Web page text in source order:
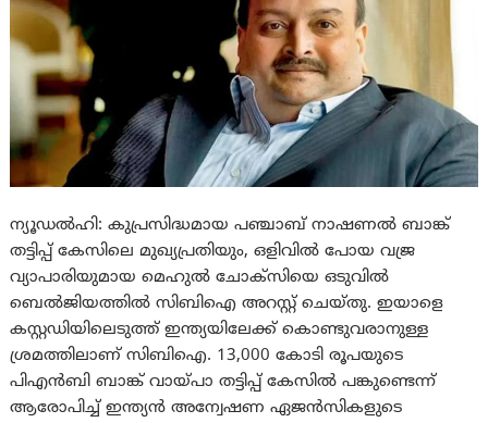
ന്യൂഡൽഹി: കുപ്രസിദ്ധമായ പഞ്ചാബ് നാഷണൽ ബാങ്ക്
തട്ടിപ്പ് കേസിലെ മുഖ്യപ്രതിയും, ഒളിവിൽ പോയ വജ്ര
വ്യാപാരിയുമായ മെഹുൽ ചോക്സിയെ ഒടുവിൽ
ബെൽജിയത്തിൽ സിബിഐ അറസ്റ്റ് ചെയ്തു. ഇയാളെ
കസ്റ്റഡിയിലെടുത്ത് ഇന്ത്യയിലേക്ക് കൊണ്ടുവരാനുള്ള
ശ്രമത്തിലാണ് സിബിഐ. 13,000 കോടി രൂപയുടെ
പിഎൻബി ബാങ്ക് വായ്പാ തട്ടിപ്പ് കേസിൽ പങ്കുണ്ടെന്ന്
ആരോപിച്ച് ഇന്ത്യൻ അന്വേഷണ ഏജൻസികളുടെ